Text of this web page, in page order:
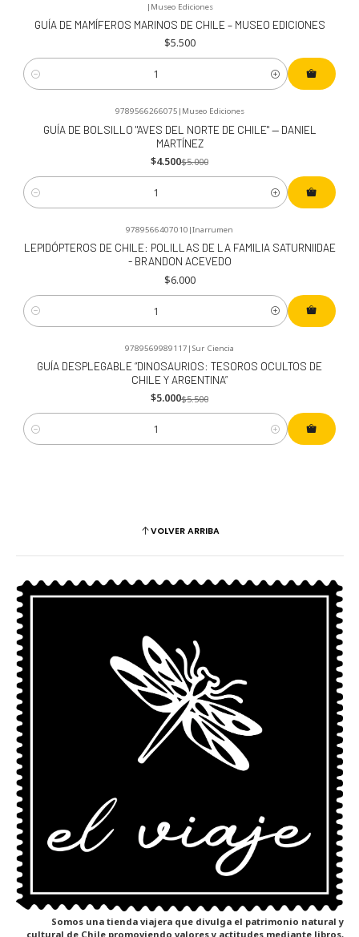
| Museo Ediciones
GUÍA DE MAMÍFEROS MARINOS DE CHILE – MUSEO EDICIONES
$5.500
Cantidad
-10%
9789566266075 | Museo Ediciones
GUÍA DE BOLSILLO "AVES DEL NORTE DE CHILE" — DANIEL
MARTÍNEZ
$4.500$5.000
Cantidad
9789566407010 |Inarrumen
LEPIDÓPTEROS DE CHILE: POLILLAS DE LA FAMILIA SATURNIIDAE
- BRANDON ACEVEDO
$6.000
Cantidad
-9%OFF
9789569989117 | Sur Ciencia
GUÍA DESPLEGABLE “DINOSAURIOS: TESOROS OCULTOS DE
CHILE Y ARGENTINA”
$5.000$5.500
Cantidad
VOLVER ARRIBA
Somos una tienda viajera que divulga el patrimonio natural y
cultural de Chile promoviendo valores y actitudes mediante libros,